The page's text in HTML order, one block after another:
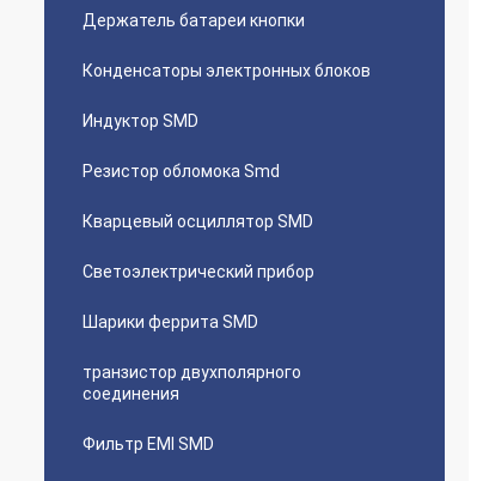
Держатель батареи кнопки
Конденсаторы электронных блоков
Индуктор SMD
Резистор обломока Smd
Кварцевый осциллятор SMD
Светоэлектрический прибор
Шарики феррита SMD
транзистор двухполярного
соединения
Фильтр EMI SMD